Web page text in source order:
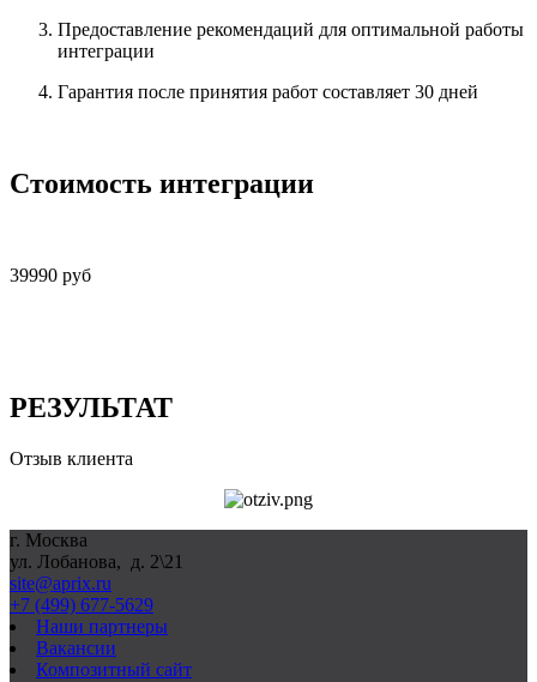
Предоставление рекомендаций для оптимальной работы
интеграции
Гарантия после принятия работ составляет 30 дней
Стоимость интеграции
39990 руб
РЕЗУЛЬТАТ
Отзыв клиента
г. Москва
ул. Лобанова, д. 2\21
site@aprix.ru
+7 (499) 677-5629
Наши партнеры
Вакансии
Композитный сайт